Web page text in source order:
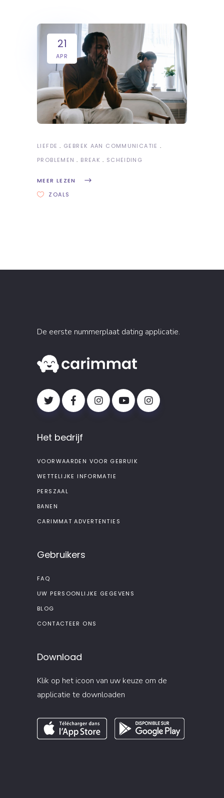
21
APR
LIEFDE
GEBREK AAN COMMUNICATIE
PROBLEMEN
BREAK SCHEIDING
MEER LEZEN
ZOALS
De eerste nummerplaat dating applicatie.
Het bedrijf
VOORWAARDEN VOOR GEBRUIK
WETTELIJKE INFORMATIE
PERSZAAL
BANEN
CARIMMAT ADVERTENTIES
Gebruikers
FAQ
UW PERSOONLIJKE GEGEVENS
BLOG
CONTACTEER ONS
Download
Klik op het icoon van uw keuze om de
applicatie te downloaden